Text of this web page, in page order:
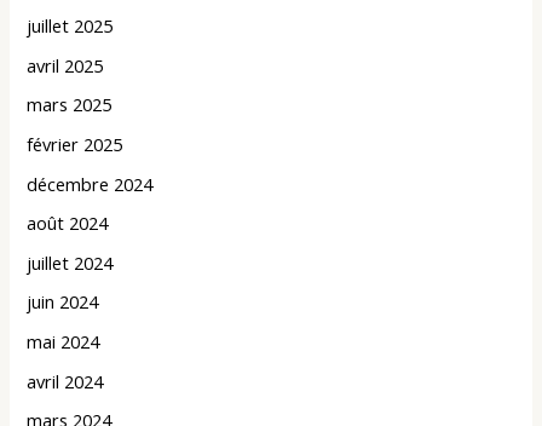
juillet 2025
avril 2025
mars 2025
février 2025
décembre 2024
août 2024
juillet 2024
juin 2024
mai 2024
avril 2024
mars 2024